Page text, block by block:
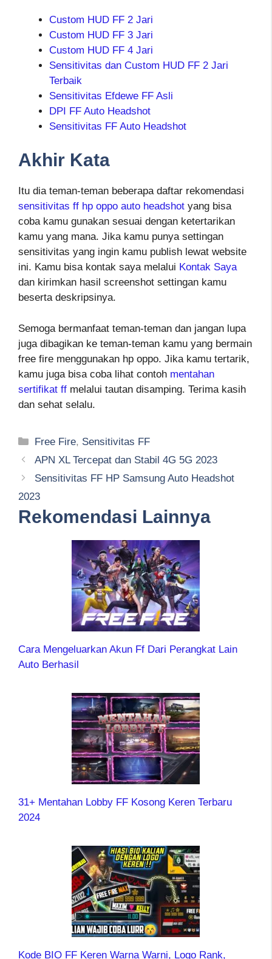
Custom HUD FF 2 Jari
Custom HUD FF 3 Jari
Custom HUD FF 4 Jari
Sensitivitas dan Custom HUD FF 2 Jari
Terbaik
Sensitivitas Efdewe FF Asli
DPI FF Auto Headshot
Sensitivitas FF Auto Headshot
Akhir Kata
Itu dia teman-teman beberapa daftar rekomendasi
sensitivitas ff hp oppo auto headshot yang bisa
coba kamu gunakan sesuai dengan ketertarikan
kamu yang mana. Jika kamu punya settingan
sensitivitas yang ingin kamu publish lewat website
ini. Kamu bisa kontak saya melalui Kontak Saya
dan kirimkan hasil screenshot settingan kamu
beserta deskripsinya.
Semoga bermanfaat teman-teman dan jangan lupa
juga dibagikan ke teman-teman kamu yang bermain
free fire menggunakan hp oppo. Jika kamu tertarik,
kamu juga bisa coba lihat contoh mentahan
sertifikat ff melalui tautan disamping. Terima kasih
dan sehat selalu.
Kategori
Free Fire, Sensitivitas FF
APN XL Tercepat dan Stabil 4G 5G 2023
Sensitivitas FF HP Samsung Auto Headshot
2023
Rekomendasi Lainnya
Cara Mengeluarkan Akun Ff Dari Perangkat Lain
Auto Berhasil
31+ Mentahan Lobby FF Kosong Keren Terbaru
2024
Kode BIO FF Keren Warna Warni, Logo Rank,